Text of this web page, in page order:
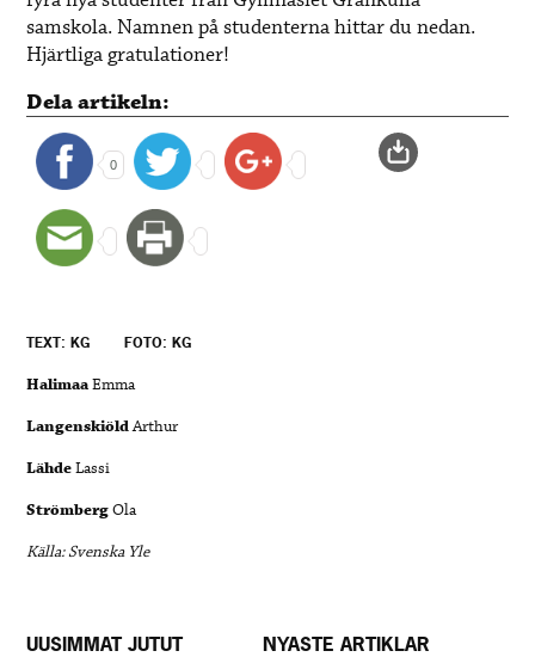
samskola. Namnen på studenterna hittar du nedan.
Hjärtliga gratulationer!
Dela artikeln:
0
TEXT: KG FOTO: KG
HalimaaEmma
LangenskiöldArthur
LähdeLassi
StrömbergOla
Källa: Svenska Yle
UUSIMMAT JUTUT NYASTE ARTIKLAR